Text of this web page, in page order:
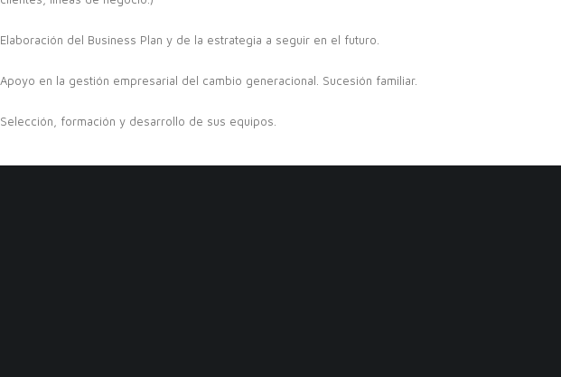
Elaboración del Business Plan y de la estrategia a seguir en el futuro.
Apoyo en la gestión empresarial del cambio generacional. Sucesión familiar.
Selección, formación y desarrollo de sus equipos.